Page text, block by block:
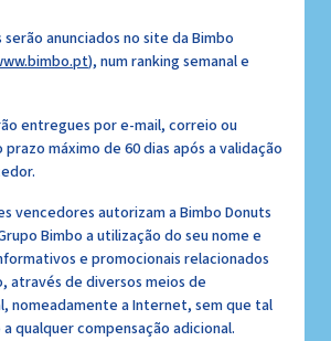
anunciados no site da Bimbo
), num ranking semanal e
entregues por e-mail, correio ou
máximo de 60 dias após a validação
vencedores autorizam a Bimbo Donuts
Bimbo a utilização do seu nome e
e promocionais relacionados
através de diversos meios de
nomeadamente a Internet, sem que tal
qualquer compensação adicional.